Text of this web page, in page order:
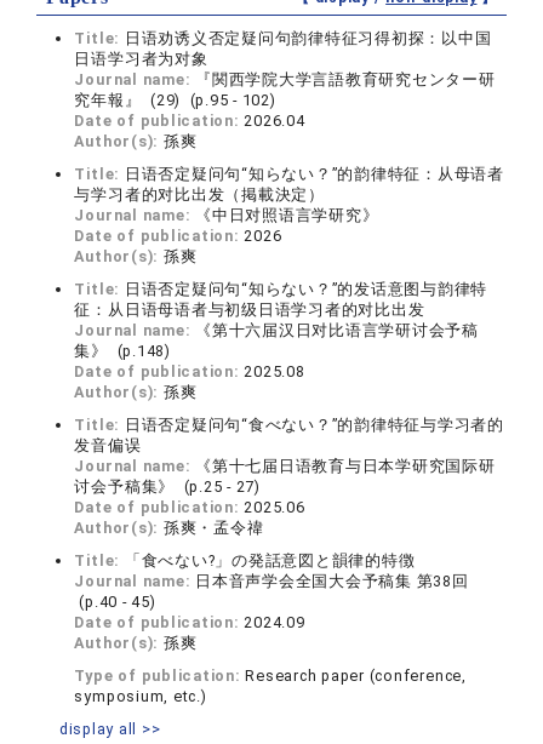
Title: 日语劝诱义否定疑问句韵律特征习得初探：以中国
日语学习者为对象
Journal name:
『関西学院大学言語教育研究センター研
究年報』 (29) (p.95 - 102)
Date of publication:2026.04
Author(s): 孫爽
Title: 日语否定疑问句“知らない？”的韵律特征：从母语者
与学习者的对比出发（掲載決定）
Journal name:
《中日对照语言学研究》
Date of publication:2026
Author(s): 孫爽
Title: 日语否定疑问句“知らない？”的发话意图与韵律特
征：从日语母语者与初级日语学习者的对比出发
Journal name:
《第⼗六届汉日对比语言学研讨会予稿
集》 (p.148)
Date of publication:2025.08
Author(s): 孫爽
Title: 日语否定疑问句“食べない？”的韵律特征与学习者的
发音偏误
Journal name:
《第十七届日语教育与日本学研究国际研
讨会予稿集》 (p.25 - 27)
Date of publication:2025.06
Author(s): 孫爽・孟令禕
Title:
「食べない?」の発話意図と韻律的特徴
Journal name: 日本音声学会全国大会予稿集 第38回
(p.40 - 45)
Date of publication:2024.09
Author(s): 孫爽
Type of publication:Research paper (conference,
symposium, etc.)
display all >>